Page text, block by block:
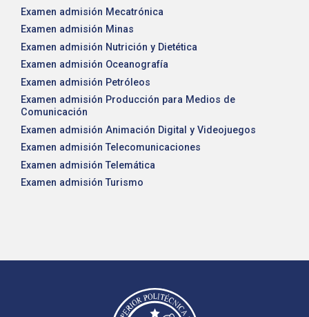
Examen admisión Mecatrónica
Examen admisión Minas
Examen admisión Nutrición y Dietética
Examen admisión Oceanografía
Examen admisión Petróleos
Examen admisión Producción para Medios de
Comunicación
Examen admisión Animación Digital y Videojuegos
Examen admisión Telecomunicaciones
Examen admisión Telemática
Examen admisión Turismo